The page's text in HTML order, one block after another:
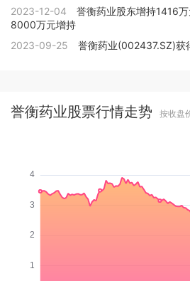
2023-12-04
誉衡药业股东增持1416
8000万元增持
2023-09-25
誉衡药业(002437.SZ)
誉衡药业股票行情走势 按收盘